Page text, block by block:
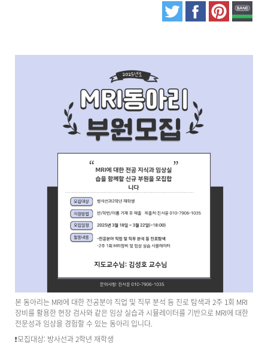
본 동아리는 MRI에 대한 전공분야 직업 및 직무 분석 등 진로 탐색과 2주 1회 MRI
장비를 활용한 현장 검사와 같은 임상 실습과 시뮬레이터를 기반으로 MRI에 대한
전문성과 임상을 경험할 수 있는 동아리 입니다.
❗모집대상: 방사선과 2학년 재학생